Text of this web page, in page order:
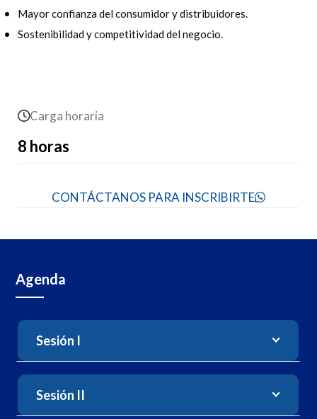
Mayor confianza del consumidor y distribuidores.
Sostenibilidad y competitividad del negocio.
Carga horaria
8 horas
CONTÁCTANOS PARA INSCRIBIRTE
Agenda
Sesión I
Sesión II